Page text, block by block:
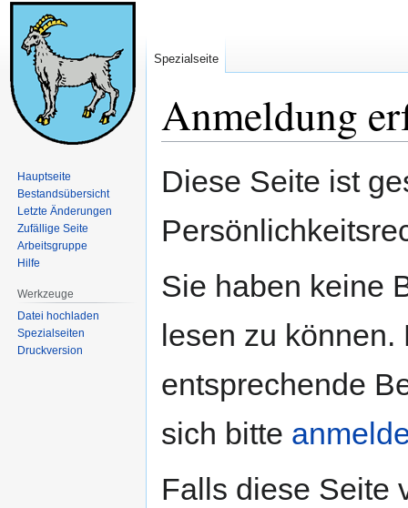
Anmeldung
Navigation
Suche
Diese Seite ist
Sie haben keine
lesen zu
entsprechende
sich bitte
Falls diese Seite
Spezialseite
Hauptseite
Bestandsübersicht
Letzte Änderungen
Zufällige Seite
Arbeitsgruppe
Hilfe
Werkzeuge
Datei hochladen
Spezialseiten
Druckversion